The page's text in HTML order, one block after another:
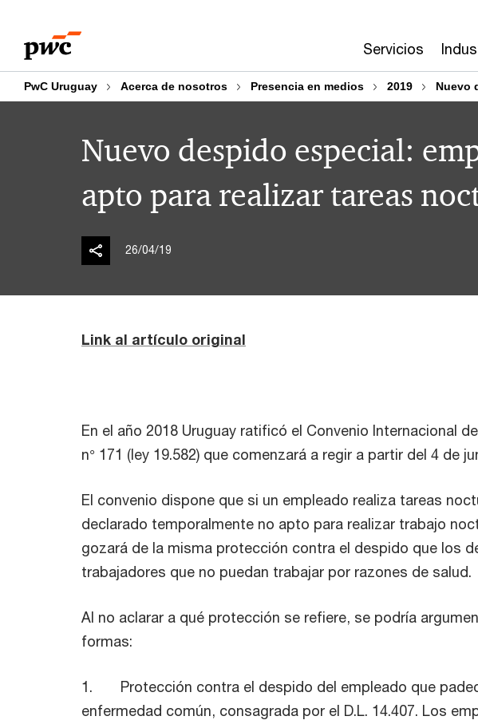
content
footer
Servicios
PwC Uruguay Acerca de nosotros Presencia en medios 2019 Nuevo
Nuevo despido especial:
apto para realizar tareas
26/04/19
Link al artículo original
En el año 2018 Uruguay ratificó el Convenio Internacional
n° 171 (ley 19.582) que comenzará a regir a partir del 4 de
El convenio dispone que si un empleado realiza tareas
declarado temporalmente no apto para realizar trabajo
gozará de la misma protección contra el despido que los
trabajadores que no puedan trabajar por razones de salud.
Al no aclarar a qué protección se refiere, se podría
formas:
1. Protección contra el despido del empleado que
enfermedad común, consagrada por el D.L. 14.407. Los